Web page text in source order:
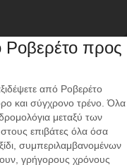
Ροβερέτο προς
από Ροβερέτο
και σύγχρονο τρένο. Όλα
μεταξύ των
επιβάτες όλα όσα
συμπεριλαμβανομένων
γρήγορους χρόνους